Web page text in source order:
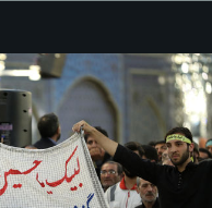
devant la foule